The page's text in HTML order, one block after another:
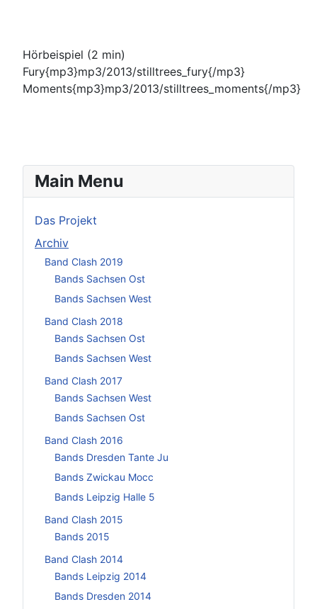
Main Menu
Das Projekt
Archiv
Band Clash 2019
Bands Sachsen Ost
Bands Sachsen West
Band Clash 2018
Bands Sachsen Ost
Bands Sachsen West
Band Clash 2017
Bands Sachsen West
Bands Sachsen Ost
Band Clash 2016
Bands Dresden Tante Ju
Bands Zwickau Mocc
Bands Leipzig Halle 5
Band Clash 2015
Bands 2015
Band Clash 2014
Bands Leipzig 2014
Bands Dresden 2014
Hörbeispiel (2 min)
Fury{mp3}mp3/2013/stilltrees_fury{/mp3}
Moments{mp3}mp3/2013/stilltrees_moments{/mp3}